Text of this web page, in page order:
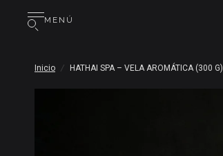
MENÚ
Inicio / HATHAI SPA – VELA AROMÁTICA (300 G)